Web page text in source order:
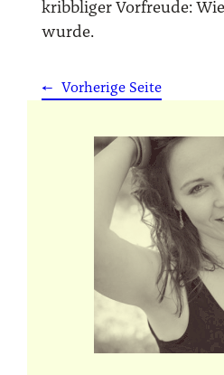
kribbliger Vorfreude:
wurde.
← Vorherige Seite